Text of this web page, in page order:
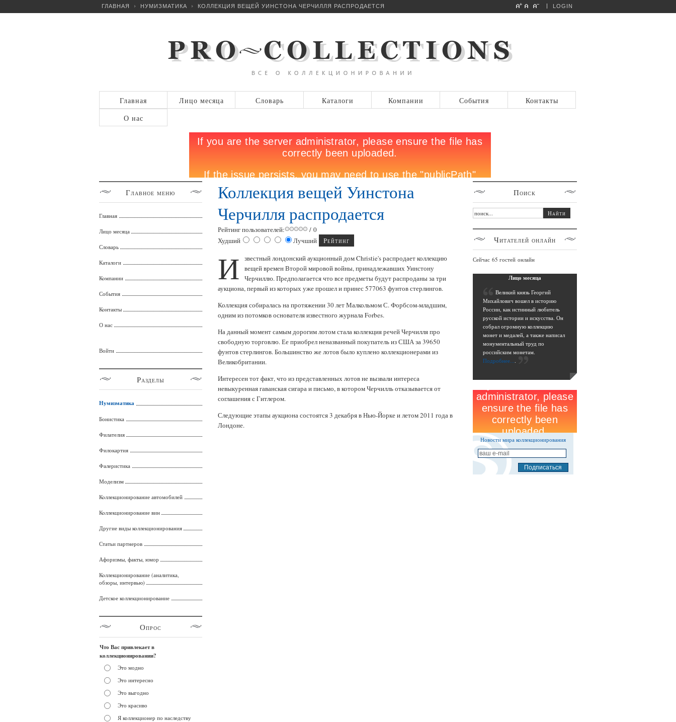
ГЛАВНАЯ НУМИЗМАТИКА КОЛЛЕКЦИЯ ВЕЩЕЙ УИНСТОНА ЧЕРЧИЛЛЯ РАСПРОДАЕТСЯ LOGIN
Главная Лицо месяца Словарь Каталоги Компании События
Контакты
О нас
Коллекция вещей Уинстона
Черчилля распродается
Рейтинг пользователей:
/ 0
Худший
Лучший
И
звестный лондонский аукционный дом Christie's распродает коллекцию
вещей времен Второй мировой войны, принадлежавших Уинстону
Черчиллю. Предполагается что все предметы будут распроданы за три
аукциона, первый из которых уже прошел и принес 577063 фунтов стерлингов.
Коллекция собиралась на протяжении 30 лет Малкольмом С. Форбсом-младшим,
одним из потомков основателя известного журнала Forbes.
На данный момент самым дорогим лотом стала коллекция речей Черчилля про
свободную торговлю. Ее приобрел неназванный покупатель из США за 39650
фунтов стерлингов. Большинство же лотов было куплено коллекционерами из
Великобритании.
Интересен тот факт, что из представленных лотов не вызвали интереса
невыкуренная гаванская сигара и письмо, в котором Черчилль отказывается от
соглашения с Гитлером.
Следующие этапы аукциона состоятся 3 декабря в Нью-Йорке и летом 2011 года в
Лондоне.
Главное меню
Главная
Лицо месяца
Словарь
Каталоги
Компании
События
Контакты
О нас
Войти
Разделы
Нумизматика
Бонистика
Филателия
Филокартия
Фалеристика
Моделизм
Коллекционирование автомобилей
Коллекционирование вин
Другие виды коллекционирования
Статьи партнеров
Афоризмы, факты, юмор
Коллекционирование (аналитика,
обзоры, интервью)
Детское коллекционирование
Опрос
Что Вас привлекает в
коллекционировании?
Это модно
Это интересно
Это выгодно
Это красиво
Я коллекционер по наследству
Поиск
Читателей онлайн
Сейчас 65 гостей онлайн
Лицо месяца
Великий князь Георгий
Михайлович вошел в историю
России, как истинный любитель
русской истории и искусства. Он
собрал огромную коллекцию
монет и медалей, а также написал
монументальный труд по
российским монетам.
Подробнее....
Новости мира коллекционирования